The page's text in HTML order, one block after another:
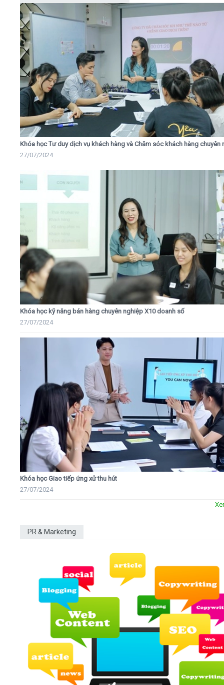
Khóa học Tư duy dịch vụ khách hàng và Chăm sóc khách hàng chuyên
27/07/2024
Khóa học kỹ năng bán hàng chuyên nghiệp X10 doanh số
27/07/2024
Khóa học Giao tiếp ứng xử thu hút
27/07/2024
PR & Marketing